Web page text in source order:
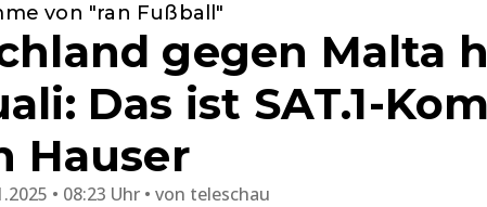
von "ran Fußball"
gegen Malta
Das ist SAT.1-
Hauser
• 08:23 Uhr von teleschau